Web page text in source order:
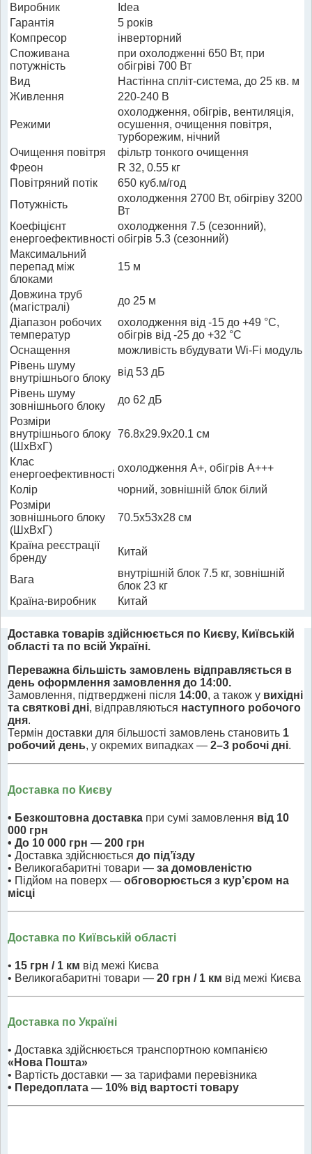
Виробник
Idea
Гарантія
5 років
Компресор
інверторний
Споживана
потужність
при охолодженні 650 Вт, при
обігріві 700 Вт
Вид
Настінна спліт-система, до 25 кв. м
Живлення
220-240 В
Режими
охолодження, обігрів, вентиляція,
осушення, очищення повітря,
турборежим, нічний
Очищення повітря
фільтр тонкого очищення
Фреон
R 32, 0.55 кг
Повітряний потік
650 куб.м/год
Потужність
охолодження 2700 Вт, обігріву 3200
Вт
Коефіцієнт
енергоефективності
охолодження 7.5 (сезонний),
обігрів 5.3 (сезонний)
Максимальний
перепад між
блоками
15 м
Довжина труб
(магістралі)
до 25 м
Діапазон робочих
температур
охолодження від -15 до +49 °C,
обігрів від -25 до +32 °C
Оснащення
можливість вбудувати Wi-Fi модуль
Рівень шуму
внутрішнього блоку
від 53 дБ
Рівень шуму
зовнішнього блоку
до 62 дБ
Розміри
внутрішнього блоку
(ШхВхГ)
76.8x29.9x20.1 см
Клас
енергоефективності
охолодження A+, обігрів A+++
Колір
чорний, зовнішній блок білий
Розміри
зовнішнього блоку
(ШхВхГ)
70.5x53x28 см
Країна реєстрації
бренду
Китай
Вага
внутрішній блок 7.5 кг, зовнішній
блок 23 кг
Країна-виробник
Китай
Доставка товарів здійснюється по Києву, Київській
області та по всій Україні.
Переважна більшість замовлень відправляється в
день оформлення замовлення до 14:00.
Замовлення, підтверджені після 14:00, а також у вихідні
та святкові дні, відправляються наступного робочого
дня.
Термін доставки для більшості замовлень становить 1
робочий день, у окремих випадках — 2–3 робочі дні.
Доставка по Києву
• Безкоштовна доставка при сумі замовлення від 10
000 грн
• До 10 000 грн — 200 грн
• Доставка здійснюється до під’їзду
• Великогабаритні товари — за домовленістю
• Підйом на поверх — обговорюється з кур’єром на
місці
Доставка по Київській області
• 15 грн / 1 км від межі Києва
• Великогабаритні товари — 20 грн / 1 км від межі Києва
Доставка по Україні
• Доставка здійснюється транспортною компанією
«Нова Пошта»
• Вартість доставки — за тарифами перевізника
• Передоплата — 10% від вартості товару